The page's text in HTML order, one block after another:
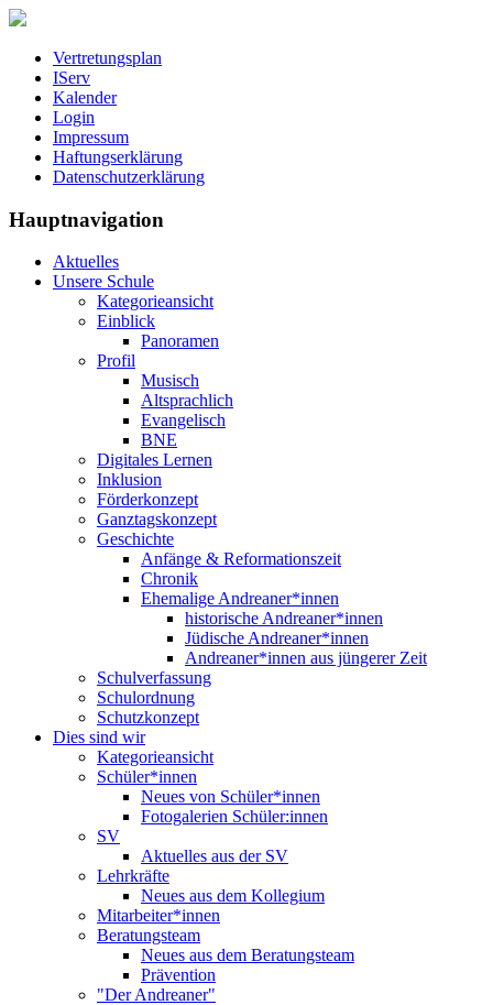
Vertretungsplan
IServ
Kalender
Login
Impressum
Haftungserklärung
Datenschutzerklärung
Hauptnavigation
Aktuelles
Unsere Schule
Kategorieansicht
Einblick
Panoramen
Profil
Musisch
Altsprachlich
Evangelisch
BNE
Digitales Lernen
Inklusion
Förderkonzept
Ganztagskonzept
Geschichte
Anfänge & Reformationszeit
Chronik
Ehemalige Andreaner*innen
historische Andreaner*innen
Jüdische Andreaner*innen
Andreaner*innen aus jüngerer Zeit
Schulverfassung
Schulordnung
Schutzkonzept
Dies sind wir
Kategorieansicht
Schüler*innen
Neues von Schüler*innen
Fotogalerien Schüler:innen
SV
Aktuelles aus der SV
Lehrkräfte
Neues aus dem Kollegium
Mitarbeiter*innen
Beratungsteam
Neues aus dem Beratungsteam
Prävention
"Der Andreaner"